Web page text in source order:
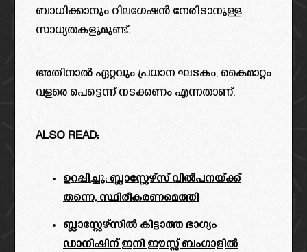
ബാധിക്കാനും റിലഗേഷൻ നേരിടാനുള്ള
സാധ്യതകളുമുണ്ട്.
അതിനാൽ ഏറ്റവും പ്രധാന ഘടകം, കൈമാറ്റം
വളരെ പെട്ടെന്ന് നടക്കണം എന്നതാണ്.
ALSO READ:
ഉറപ്പിച്ചു: ബ്ലാസ്റ്റേഴ്‌സ് വിൽപനയ്ക്ക്
തന്നെ, സ്ഥിരീകരണമെത്തി
ബ്ലാസ്റ്റേഴ്സിൽ കിട്ടാത്ത ഭാഗ്യം
ഡാനിഷിന് ഇനി ഈസ്റ്റ് ബംഗാളിൽ